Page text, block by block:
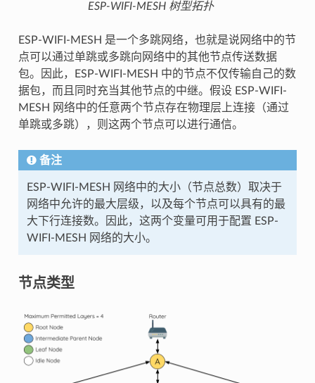
ESP-WIFI-MESH 树型拓扑
ESP-WIFI-MESH 是一个多跳网络，也就是说网络中的节
点可以通过单跳或多跳向网络中的其他节点传送数据
包。因此，ESP-WIFI-MESH 中的节点不仅传输自己的数
据包，而且同时充当其他节点的中继。假设 ESP-WIFI-
MESH 网络中的任意两个节点存在物理层上连接（通过
单跳或多跳），则这两个节点可以进行通信。
备注
ESP-WIFI-MESH 网络中的大小（节点总数）取决于
网络中允许的最大层级，以及每个节点可以具有的最
大下行连接数。因此，这两个变量可用于配置 ESP-
WIFI-MESH 网络的大小。
节点类型